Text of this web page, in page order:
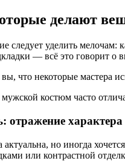
делают
следует уделить мелочам:
— всё это говорит о
вы, что некоторые мастера
костюм часто
отражение характера
актуальна, но иногда
или контрастной